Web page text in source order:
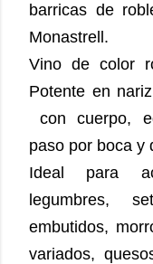
barricas de
Monastrell.
Vino de color
Potente en
con cuerpo,
paso por boca y
Ideal para
legumbres,
embutidos,
variados,